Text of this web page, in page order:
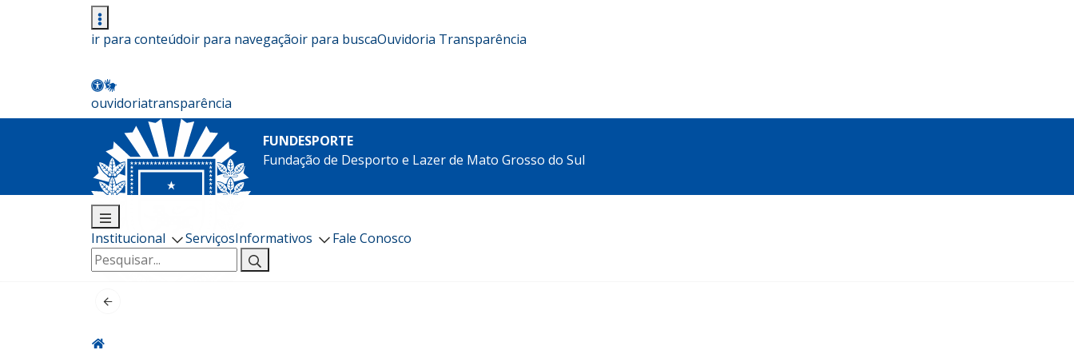
ir para conteúdoir para navegaçãoir para buscaOuvidoria Transparência
ouvidoriatransparência
FUNDESPORTE
Fundação de Desporto e Lazer de Mato Grosso do Sul
Institucional ServiçosInformativos
Fale Conosco
Pesquisar
por: